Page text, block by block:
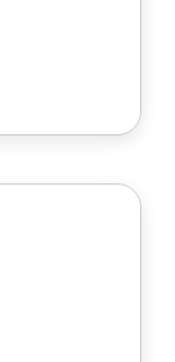
ADe
Figures
10.50 a